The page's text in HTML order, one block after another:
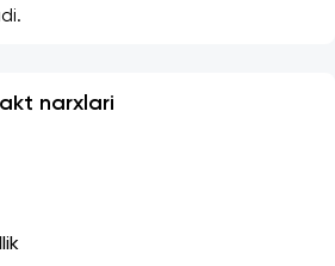
narxlari